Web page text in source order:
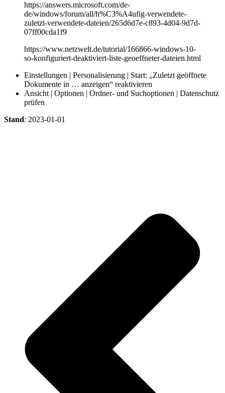
https://answers.microsoft.com/de-
de/windows/forum/all/h%C3%A4ufig-verwendete-
zuletzt-verwendete-dateien/265d6d7e-c893-4d04-9d7d-
07ff00cda1f9
https://www.netzwelt.de/tutorial/166866-windows-10-
so-konfiguriert-deaktiviert-liste-geoeffneter-dateien.html
Einstellungen | Personalisierung | Start: „Zuletzt geöffnete
Dokumente in … anzeigen“ reaktivieren
Ansicht | Optionen | Ordner- und Suchoptionen | Datenschutz
prüfen
Stand: 2023-01-01